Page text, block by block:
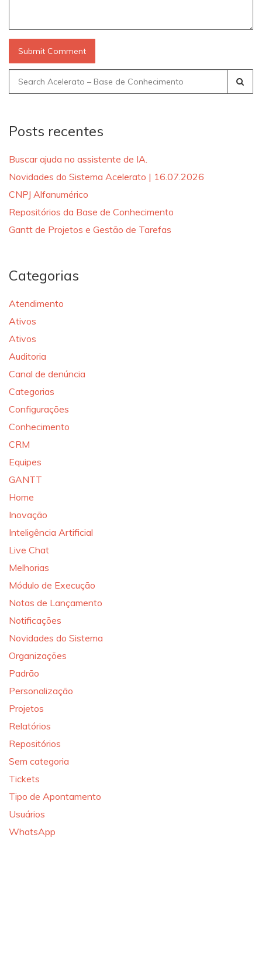
Search
for:
Posts recentes
Buscar ajuda no assistente de IA.
Novidades do Sistema Acelerato | 16.07.2026
CNPJ Alfanumérico
Repositórios da Base de Conhecimento
Gantt de Projetos e Gestão de Tarefas
Categorias
Atendimento
Ativos
Ativos
Auditoria
Canal de denúncia
Categorias
Configurações
Conhecimento
CRM
Equipes
GANTT
Home
Inovação
Inteligência Artificial
Live Chat
Melhorias
Módulo de Execução
Notas de Lançamento
Notificações
Novidades do Sistema
Organizações
Padrão
Personalização
Projetos
Relatórios
Repositórios
Sem categoria
Tickets
Tipo de Apontamento
Usuários
WhatsApp